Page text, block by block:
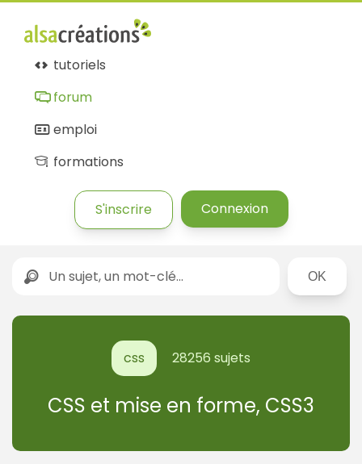
tutoriels
forum
emploi
formations
S'inscrire Connexion
Rechercher
css 28256 sujets
CSS et mise en forme, CSS3